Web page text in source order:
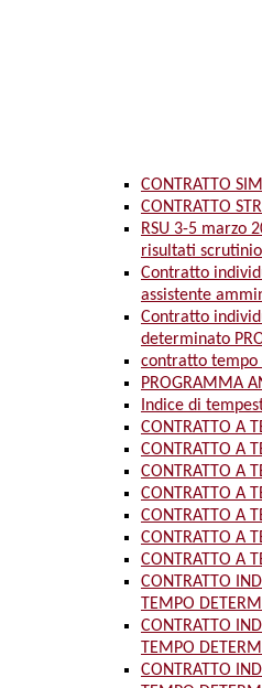
CONTRATTO
CONTRATTO
RSU 3-5 marzo
risultati
Contratto
assistente
Contratto
determinato
contratto tempo
PROGRAMMA
Indice di
CONTRATTO A
CONTRATTO A
CONTRATTO A
CONTRATTO A
CONTRATTO A
CONTRATTO A
CONTRATTO A
CONTRATTO
TEMPO
CONTRATTO
TEMPO
CONTRATTO